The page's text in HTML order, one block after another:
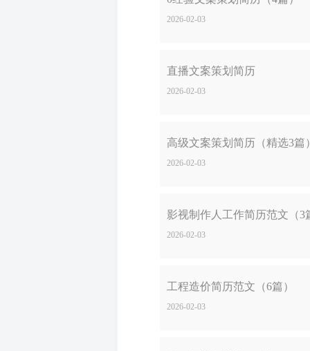
2026-02-03
直播文案策划简历
2026-02-03
高级文案策划简历（精选3篇
2026-02-03
影视制作人工作简历范文（3
2026-02-03
工程造价简历范文（6篇）
2026-02-03